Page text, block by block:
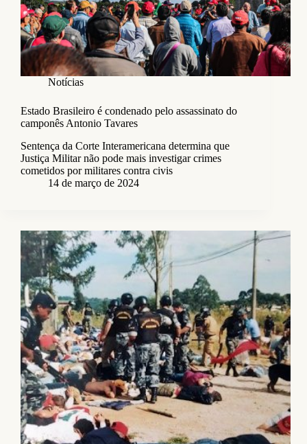
Notícias
Estado Brasileiro é condenado pelo assassinato do
camponês Antonio Tavares
Sentença da Corte Interamericana determina que
Justiça Militar não pode mais investigar crimes
cometidos por militares contra civis
14 de março de 2024